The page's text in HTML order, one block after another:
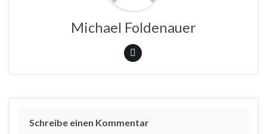
Michael Foldenauer
Schreibe einen Kommentar